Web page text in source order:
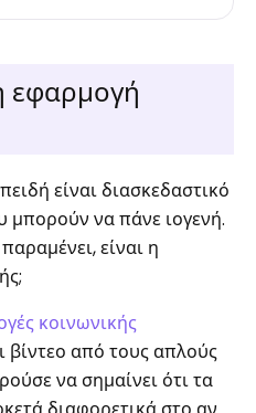
εφαρμογή
είναι διασκεδαστικό
μπορούν να πάνε ιογενή.
είναι η
κοινωνικής
βίντεο από τους απλούς
να σημαίνει ότι τα